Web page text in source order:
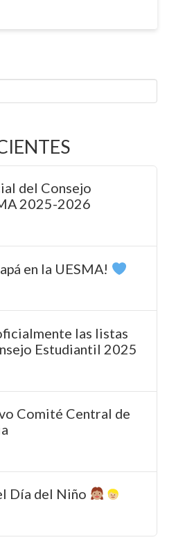
del Consejo
2025-2026
en la UESMA!
las listas
Estudiantil 2025
Comité Central de
Día del Niño